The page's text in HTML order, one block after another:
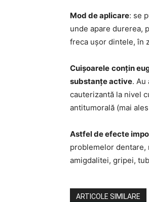
Mod de aplicare: se
unde apare durerea,
freca ușor dintele, în
Cuișoarele conțin
substanțe active. Au
cauterizantă la nivel
antitumorală (mai
Astfel de efecte
problemelor
amigdalitei, gripei,
ARTICOLE SIMILARE